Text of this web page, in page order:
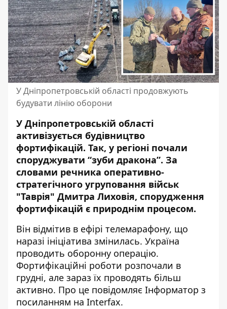
У Дніпропетровській області продовжують
будувати лінію оборони
У Дніпропетровській області
активізується будівництво
фортифікацій. Так, у регіоні почали
споруджувати “зуби дракона”. За
словами речника оперативно-
стратегічного угруповання військ
"Таврія" Дмитра Лиховія, спорудження
фортифікацій є природнім процесом.
Він відмітив в ефірі телемарафону, що
наразі ініціатива змінилась. Україна
проводить оборонну операцію.
Фортифікаційні роботи розпочали в
грудні, але зараз їх проводять більш
активно. Про це повідомляє Інформатор з
посиланням на Interfax.